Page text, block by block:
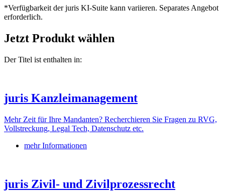
*Verfügbarkeit der juris KI-Suite kann variieren. Separates Angebot
erforderlich.
Jetzt Produkt wählen
Der Titel ist enthalten in:
juris Kanzleimanagement
Mehr Zeit für Ihre Mandanten? Recherchieren Sie Fragen zu RVG,
Vollstreckung, Legal Tech, Datenschutz etc.
mehr Informationen
juris Zivil- und Zivilprozessrecht